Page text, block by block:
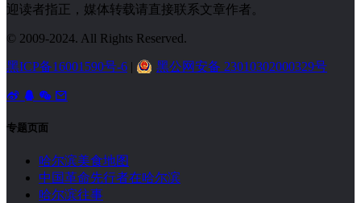
迎读者指正，媒体转载请直接联系文章作者。
© 2009-2024. All Rights Reserved.
黑ICP备16001590号-6 | 黑公网安备 23010302000329号
专题页面
哈尔滨美食地图
中国革命先行者在哈尔滨
哈尔滨往事